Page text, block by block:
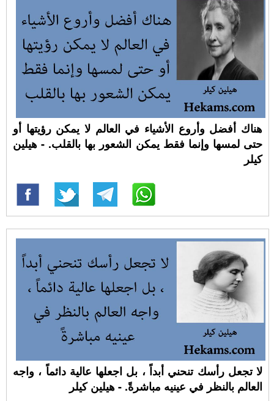
هناك أفضل وأروع الأشياء في العالم لا يمكن رؤيتها أو
حتى لمسها وإنما فقط يمكن الشعور بها بالقلب. - هيلين
كيلر
لا تجعل رأسك تنحني أبداً ، بل اجعلها عالية دائماً ، واجه
العالم بالنظر في عينيه مباشرةً. - هيلين كيلر